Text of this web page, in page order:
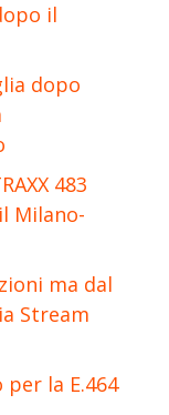
il
dopo
483
Milano-
ma dal
Stream
per la E.464